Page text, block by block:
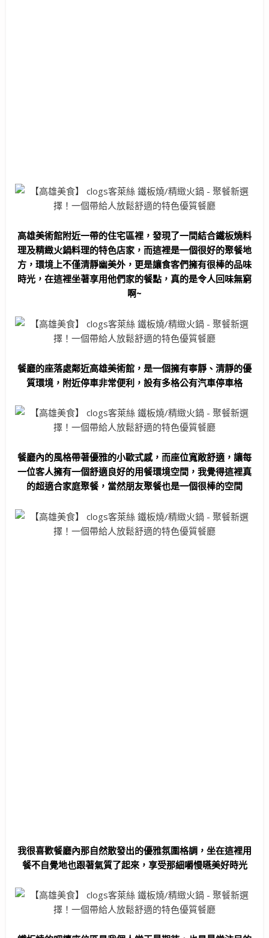
高雄美術館附近一帶的住宅區裡，發現了一間結合鐵板燒料
理及精緻火鍋料理的特色店家，而這裡是一個很好的聚餐地
方，環境上不僅清靜幽美外，更是讓食客們擁有很棒的品味
時光，在這裡坐著享用他們家的餐點，真的是令人回味無窮
啊~
餐廳的座落處鄰近高雄美術館，是一個擁有寧靜、清靜的優
質環境，附近停車非常便利，設有多格公有汽車停車格
餐廳內的風格帶著優雅的小歐式感，而座位寬敞舒適，讓每
一位客人擁有一個舒適良好的用餐環境空間，我覺得這裡真
的超適合家庭聚餐，當然朋友聚餐也是一個很棒的空間
我很喜歡餐廳內那自然散發出的優雅氛圍格調，坐在這裡用
餐不自覺地也跟著氣質了起來，享受那細嚼慢嚥美好時光